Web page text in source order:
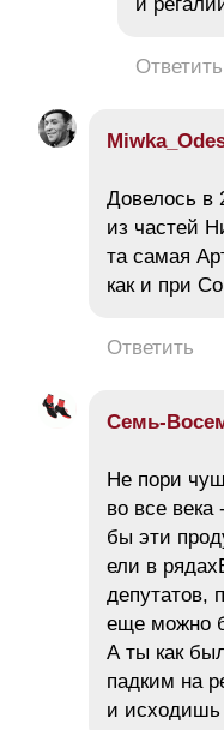
Ответить
Довелось в
из частей
та самая
как и при
Ответить
Семь-
Не пори
во все
бы эти
ели в
депутатов,
еще можно
А ты как
падким на
и